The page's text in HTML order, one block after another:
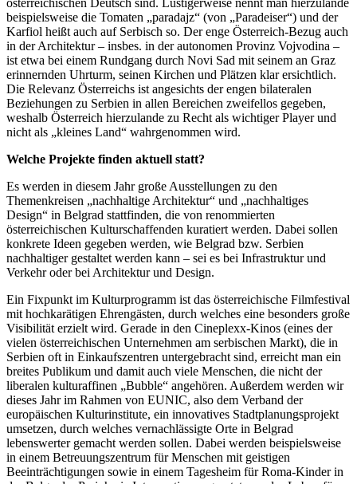
beispielsweise die Tomaten „paradajz“ (von „Paradeiser“) und der
Karfiol heißt auch auf Serbisch so. Der enge Österreich-Bezug auch
in der Architektur – insbes. in der autonomen Provinz Vojvodina –
ist etwa bei einem Rundgang durch Novi Sad mit seinem an Graz
erinnernden Uhrturm, seinen Kirchen und Plätzen klar ersichtlich.
Die Relevanz Österreichs ist angesichts der engen bilateralen
Beziehungen zu Serbien in allen Bereichen zweifellos gegeben,
weshalb Österreich hierzulande zu Recht als wichtiger Player und
nicht als „kleines Land“ wahrgenommen wird.
Welche Projekte finden aktuell statt?
Es werden in diesem Jahr große Ausstellungen zu den
Themenkreisen „nachhaltige Architektur“ und „nachhaltiges
Design“ in Belgrad stattfinden, die von renommierten
österreichischen Kulturschaffenden kuratiert werden. Dabei sollen
konkrete Ideen gegeben werden, wie Belgrad bzw. Serbien
nachhaltiger gestaltet werden kann – sei es bei Infrastruktur und
Verkehr oder bei Architektur und Design.
Ein Fixpunkt im Kulturprogramm ist das österreichische Filmfestival
mit hochkarätigen Ehrengästen, durch welches eine besonders große
Visibilität erzielt wird. Gerade in den Cineplexx-Kinos (eines der
vielen österreichischen Unternehmen am serbischen Markt), die in
Serbien oft in Einkaufszentren untergebracht sind, erreicht man ein
breites Publikum und damit auch viele Menschen, die nicht der
liberalen kulturaffinen „Bubble“ angehören. Außerdem werden wir
dieses Jahr im Rahmen von EUNIC, also dem Verband der
europäischen Kulturinstitute, ein innovatives Stadtplanungsprojekt
umsetzen, durch welches vernachlässigte Orte in Belgrad
lebenswerter gemacht werden sollen. Dabei werden beispielsweise
in einem Betreuungszentrum für Menschen mit geistigen
Beeinträchtigungen sowie in einem Tagesheim für Roma-Kinder in